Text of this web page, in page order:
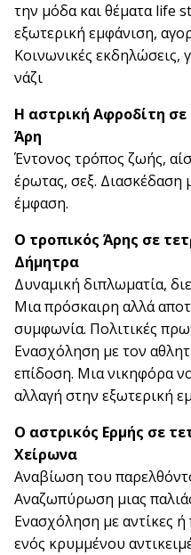
την μόδα και θέματα life
εξωτερική εμφάνιση,
Κοινωνικές εκδηλώσεις,
νάζι
Η αστρική Αφροδίτη
Άρη
Έντονος τρόπος ζωής,
έρωτας, σεξ. Διασκέδαση
έμφαση.
Ο τροπικός Άρης σε
Δήμητρα
Δυναμική διπλωματία,
Μια πρόσκαιρη αλλά
συμφωνία. Πολιτικές
Ενασχόληση με τον
επίδοση. Μια νικηφόρα
αλλαγή στην εξωτερική
Ο αστρικός Ερμής σε
Χείρωνα
Αναβίωση του
Αναζωπύρωση μιας
Ενασχόληση με αντίκες
ενός κρυμμένου